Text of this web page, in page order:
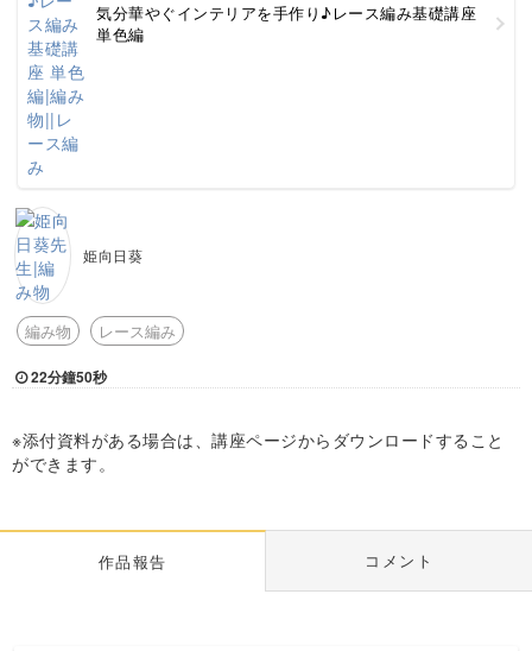
気分華やぐインテリアを手作り♪レース編み基礎講座
単色編
姫向日葵
編み物 レース編み
22分鐘50秒
※添付資料がある場合は、講座ページからダウンロードすること
ができます。
作品報告 コメント